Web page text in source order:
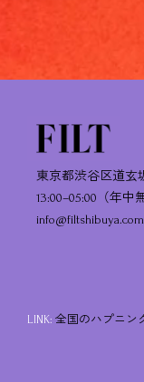
東京都渋谷区道玄
13:00–05:00（年中
info@filtshibuya.com
LINK: 全国のハプニン